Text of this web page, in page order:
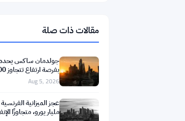
BNB
BNB
$594.50
Solana
SOL
$73.9298
XRP
XRP